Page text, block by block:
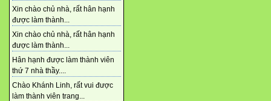
Xin chào chủ nhà, rất hân hạnh
được làm thành...
Xin chào chủ nhà, rất hân hạnh
được làm thành...
Hân hạnh được làm thành viên
thứ 7 nhà thầy....
Chào Khánh Linh, rất vui được
làm thành viên trang...